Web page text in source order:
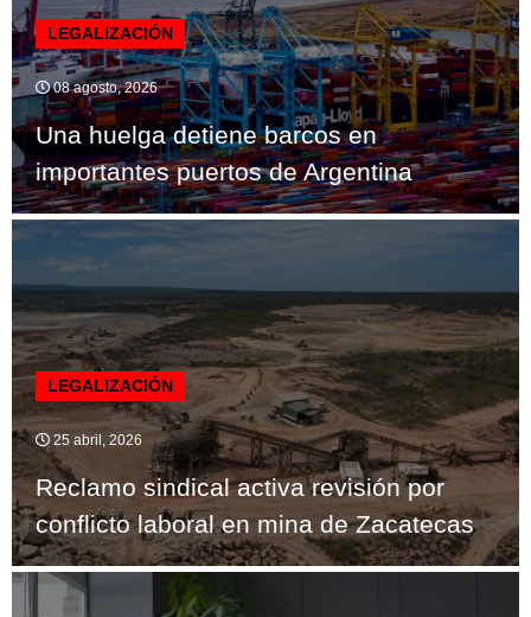
LEGALIZACIÓN
08 agosto, 2026
Una huelga detiene barcos en
importantes puertos de Argentina
LEGALIZACIÓN
25 abril, 2026
Reclamo sindical activa revisión por
conflicto laboral en mina de Zacatecas